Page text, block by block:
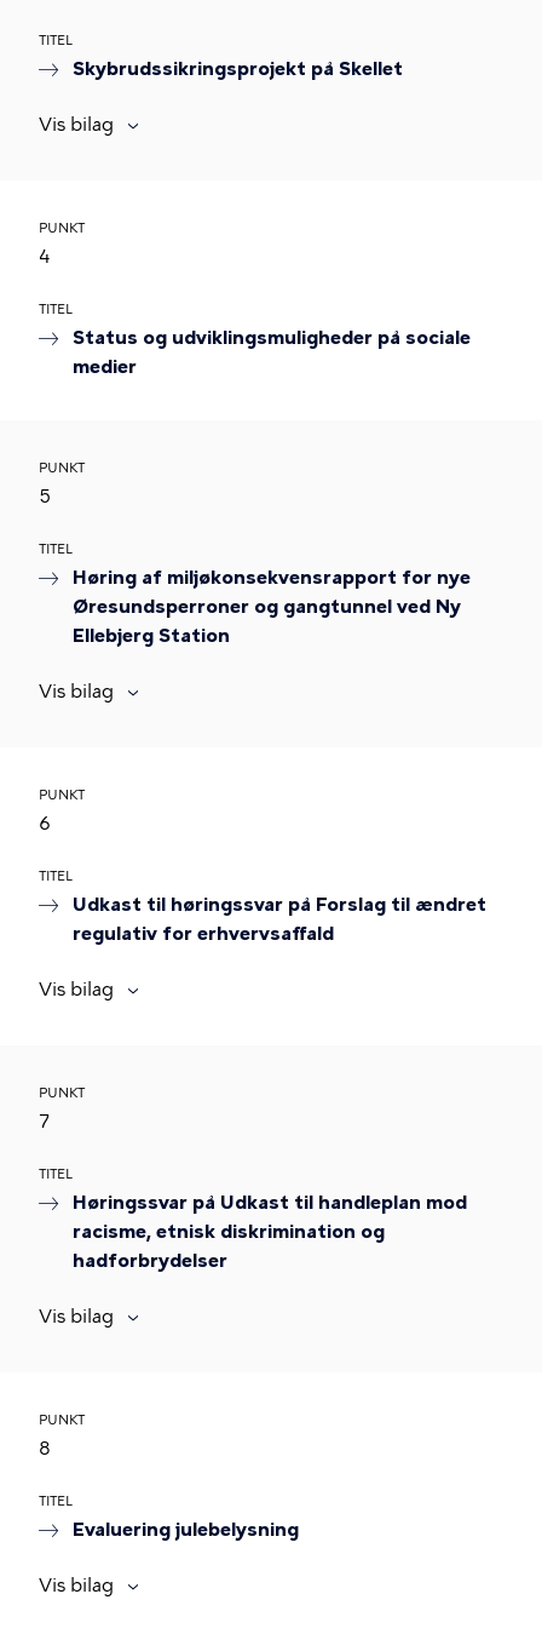
TITEL
Skybrudssikringsprojekt på Skellet
Vis bilag
PUNKT
4
TITEL
Status og udviklingsmuligheder på sociale
medier
PUNKT
5
TITEL
Høring af miljøkonsekvensrapport for nye
Øresundsperroner og gangtunnel ved Ny
Ellebjerg Station
Vis bilag
PUNKT
6
TITEL
Udkast til høringssvar på Forslag til ændret
regulativ for erhvervsaffald
Vis bilag
PUNKT
7
TITEL
Høringssvar på Udkast til handleplan mod
racisme, etnisk diskrimination og
hadforbrydelser
Vis bilag
PUNKT
8
TITEL
Evaluering julebelysning
Vis bilag